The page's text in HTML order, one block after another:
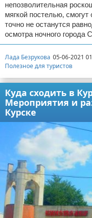
непозволительная
мягкой постелью,
точно не останутся
осмотра ночного города
Лада Безрукова 05-06-2021
Полезное для туристов
Куда сходить в
Мероприятия и
Курске